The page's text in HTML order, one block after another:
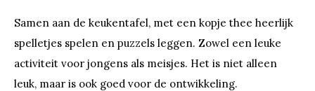
Samen aan de keukentafel, met een kopje thee heerlijk
spelletjes spelen en puzzels leggen. Zowel een leuke
activiteit voor jongens als meisjes. Het is niet alleen
leuk, maar is ook goed voor de ontwikkeling.